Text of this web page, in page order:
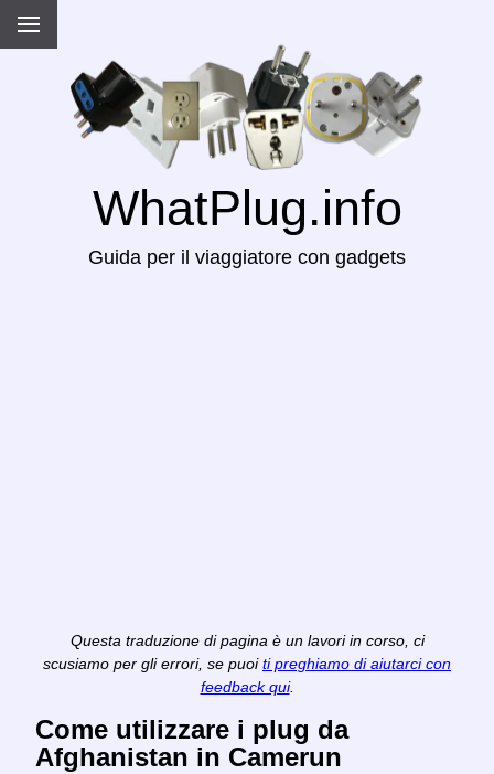
WhatPlug.info
Guida per il viaggiatore con gadgets
Questa traduzione di pagina è un lavori in corso, ci
scusiamo per gli errori, se puoi ti preghiamo di aiutarci con
feedback qui.
Come utilizzare i plug da
Afghanistan in Camerun